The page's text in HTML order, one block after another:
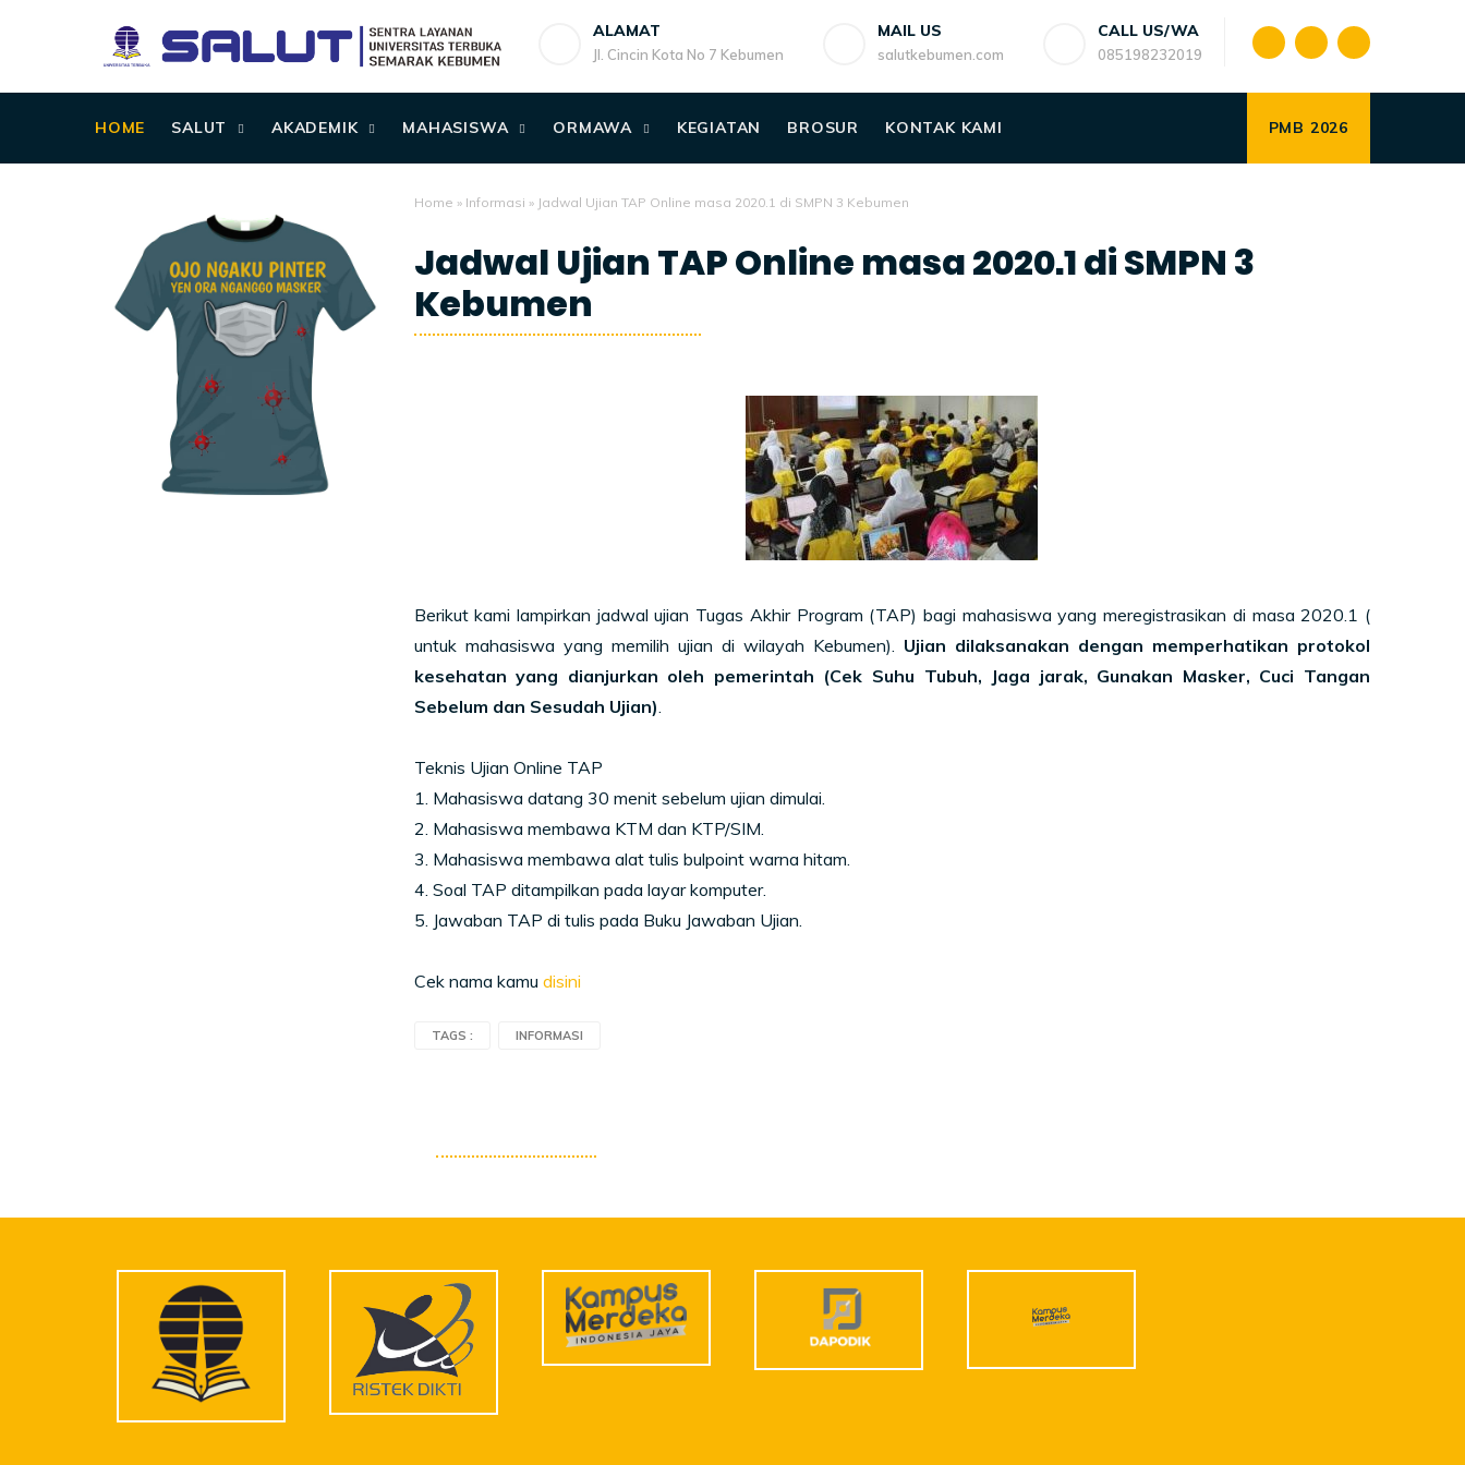
ALAMAT
Jl. Cincin Kota No 7 Kebumen
MAIL US
salutkebumen.com
CALL US/WA
085198232019
HOME SALUT AKADEMIK MAHASISWA ORMAWA KEGIATAN BROSUR KONTAK KAMI PMB 2026
Home » Informasi » Jadwal Ujian TAP Online masa 2020.1 di SMPN 3 Kebumen
Jadwal Ujian TAP Online masa 2020.1 di SMPN 3
Kebumen
Berikut kami lampirkan jadwal ujian Tugas Akhir Program (TAP) bagi mahasiswa yang meregistrasikan di masa 2020.1 (
untuk mahasiswa yang memilih ujian di wilayah Kebumen). Ujian dilaksanakan dengan memperhatikan protokol
kesehatan yang dianjurkan oleh pemerintah (Cek Suhu Tubuh, Jaga jarak, Gunakan Masker, Cuci Tangan
Sebelum dan Sesudah Ujian).
Teknis Ujian Online TAP
1. Mahasiswa datang 30 menit sebelum ujian dimulai.
2. Mahasiswa membawa KTM dan KTP/SIM.
3. Mahasiswa membawa alat tulis bulpoint warna hitam.
4. Soal TAP ditampilkan pada layar komputer.
5. Jawaban TAP di tulis pada Buku Jawaban Ujian.
Cek nama kamu disini
TAGS : INFORMASI